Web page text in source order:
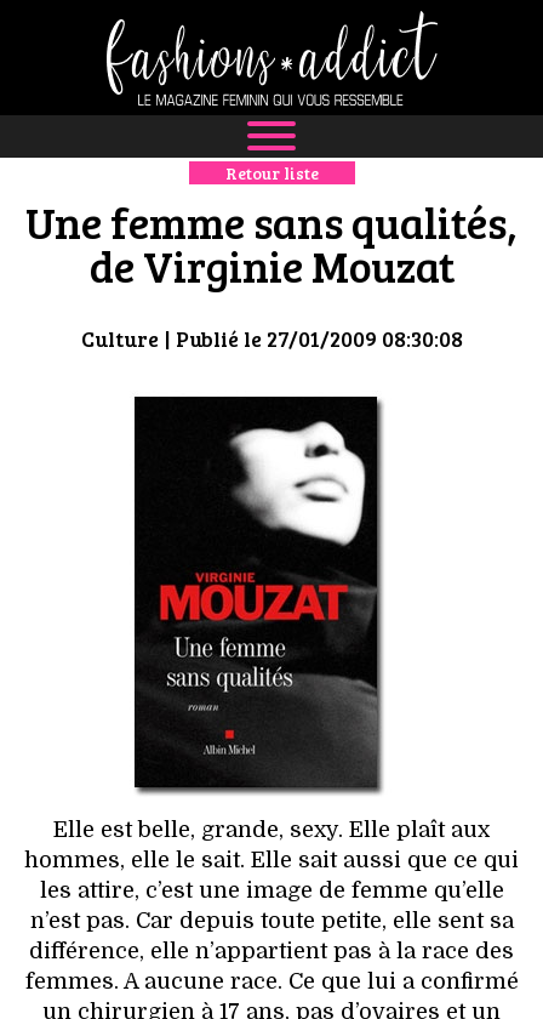
NEWS
MODE
BOUTIQUE
CULTURE
HIGH TECH
MAISON
AUTO
LIEUX TENDANCES
BEAUTÉ
MODE DE RUE
JEUNES CRÉATEURS
HISTOIRE DES MARQUES
Retour liste
Une femme sans qualités,
de Virginie Mouzat
Culture| Publié le 27/01/2009 08:30:08
Elle est belle, grande, sexy. Elle plaît aux
hommes, elle le sait. Elle sait aussi que ce qui
les attire, c’est une image de femme qu’elle
n’est pas. Car depuis toute petite, elle sent sa
différence, elle n’appartient pas à la race des
femmes. A aucune race. Ce que lui a confirmé
un chirurgien à 17 ans, pas d’ovaires et un